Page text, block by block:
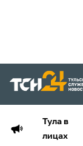
Тула в
лицах